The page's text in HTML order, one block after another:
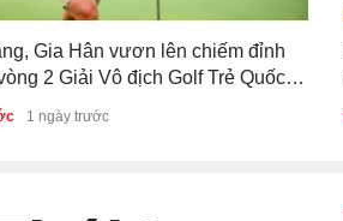
Gia Hân vươn lên chiếm đỉnh
2 Giải Vô địch Golf Trẻ Quốc
1 ngày trước